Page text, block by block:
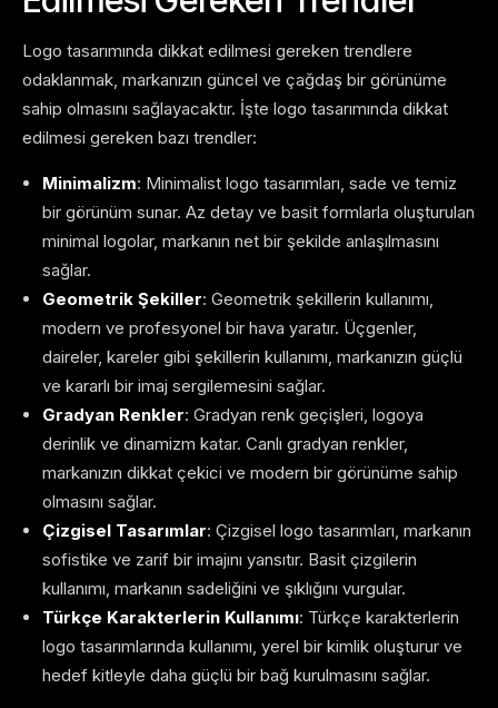
Logo tasarımında dikkat edilmesi gereken trendlere
odaklanmak, markanızın güncel ve çağdaş bir görünüme
sahip olmasını sağlayacaktır. İşte logo tasarımında dikkat
edilmesi gereken bazı trendler:
Minimalizm: Minimalist logo tasarımları, sade ve temiz
bir görünüm sunar. Az detay ve basit formlarla oluşturulan
minimal logolar, markanın net bir şekilde anlaşılmasını
sağlar.
Geometrik Şekiller: Geometrik şekillerin kullanımı,
modern ve profesyonel bir hava yaratır. Üçgenler,
daireler, kareler gibi şekillerin kullanımı, markanızın güçlü
ve kararlı bir imaj sergilemesini sağlar.
Gradyan Renkler: Gradyan renk geçişleri, logoya
derinlik ve dinamizm katar. Canlı gradyan renkler,
markanızın dikkat çekici ve modern bir görünüme sahip
olmasını sağlar.
Çizgisel Tasarımlar: Çizgisel logo tasarımları, markanın
sofistike ve zarif bir imajını yansıtır. Basit çizgilerin
kullanımı, markanın sadeliğini ve şıklığını vurgular.
Türkçe Karakterlerin Kullanımı: Türkçe karakterlerin
logo tasarımlarında kullanımı, yerel bir kimlik oluşturur ve
hedef kitleyle daha güçlü bir bağ kurulmasını sağlar.